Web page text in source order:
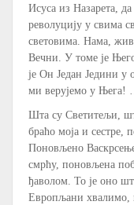
Исуса из Назарета,
револуцију у свима
световима. Нама,
Вечни. У томе је
је Он Један Једини у
ми верујемо у Њега! …
Шта су Светитељи,
браћо моја и сестре,
Поновљено
смрћу, поновљена
ђаволом. То је оно
Европљани хвалимо,